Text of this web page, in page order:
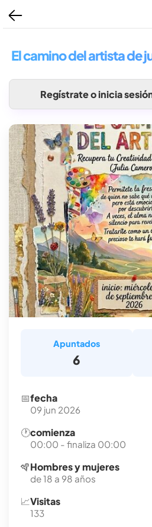
El camino del artista de
Regístrate o inicia
Apuntados
6
📅fecha
09 jun 2026
🕐comienza
00:00 - finaliza 00:00
🪇Hombres y mujeres
de 18 a 98 años
📈Visitas
133